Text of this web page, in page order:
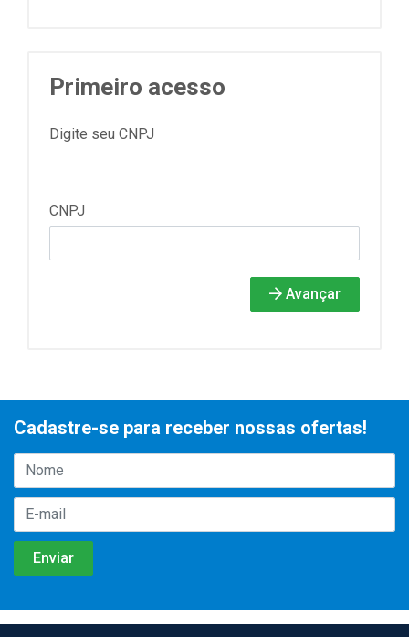
Primeiro acesso
Digite seu CNPJ
CNPJ
Avançar
Cadastre-se para receber nossas ofertas!